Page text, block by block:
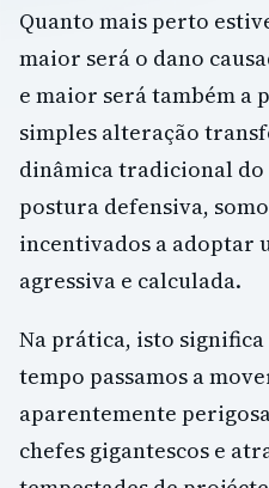
Quanto mais perto
maior será o dano
e maior será também a
simples alteração
dinâmica tradicional do
postura defensiva,
incentivados a adoptar
agressiva e calculada.
Na prática, isto
tempo passamos a
aparentemente
chefes gigantescos e